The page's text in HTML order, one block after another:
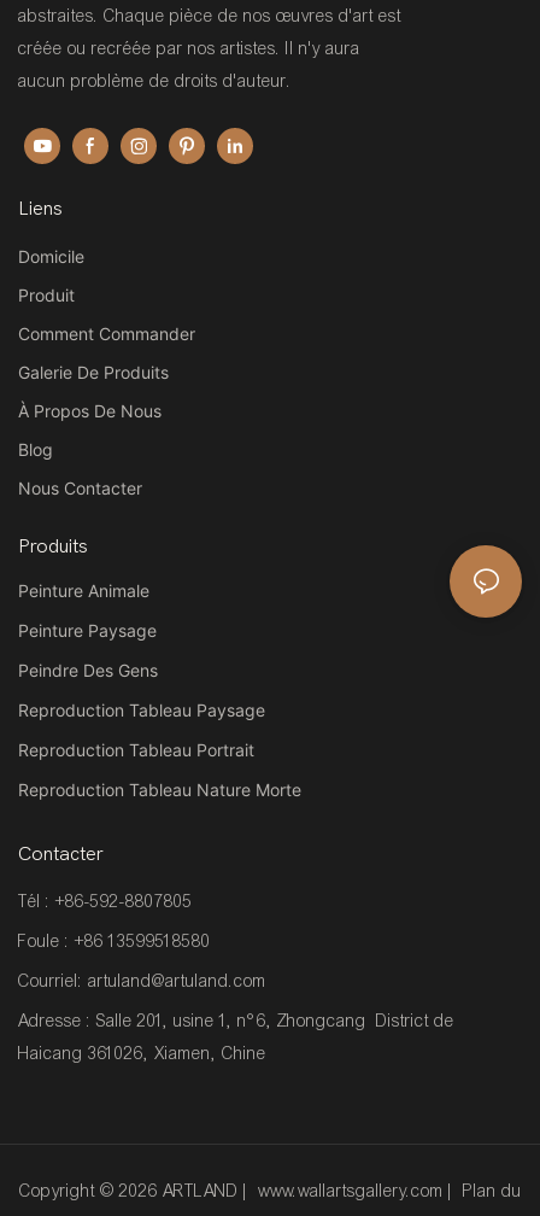
abstraites. Chaque pièce de nos œuvres d'art est
créée ou recréée par nos artistes. Il n'y aura
aucun problème de droits d'auteur.
Liens
Domicile
Produit
Comment Commander
Galerie De Produits
À Propos De Nous
Blog
Nous Contacter
Produits
Peinture Animale
Peinture Paysage
Peindre Des Gens
Reproduction Tableau Paysage
Reproduction Tableau Portrait
Reproduction Tableau Nature Morte
Contacter
Tél : +86-592-8807805
Foule : +86 13599518580
Courriel: artuland@artuland.com
Adresse : Salle 201, usine 1, n°6, Zhongcang District de
Haicang 361026, Xiamen, Chine
Copyright © 2026 ARTLAND | www.wallartsgallery.com
Plan du